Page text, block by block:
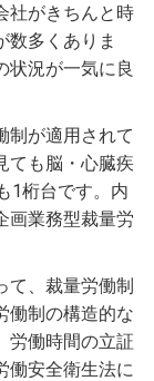
社がきちんと時
数多くありま
状況が一気に良
制が適用されて
ても脳・心臓疾
1桁台です。内
画業務型裁量労
て、裁量労働制
働制の構造的な
労働時間の立証
働安全衛生法に